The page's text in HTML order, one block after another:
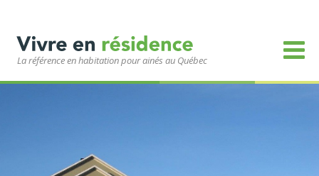
La référence en habitation pour ainés au Québec